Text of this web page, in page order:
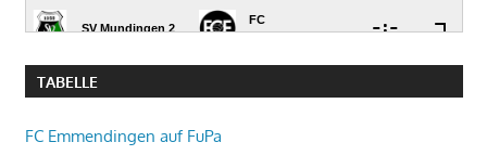
TABELLE
FC Emmendingen auf FuPa